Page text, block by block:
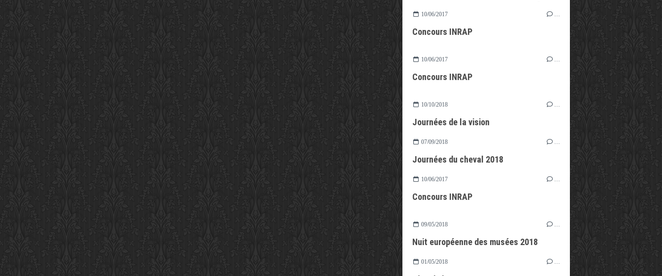
10/06/2017
Concours INRAP
10/06/2017
Concours INRAP
10/10/2018
Journées de la vision
07/09/2018
Journées du cheval 2018
10/06/2017
Concours INRAP
09/05/2018
Nuit européenne des musées 2018
01/05/2018